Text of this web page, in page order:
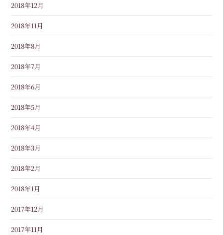
2018年12月
2018年11月
2018年8月
2018年7月
2018年6月
2018年5月
2018年4月
2018年3月
2018年2月
2018年1月
2017年12月
2017年11月